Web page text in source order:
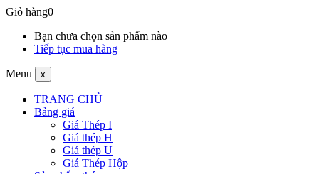
Giỏ hàng0
Bạn chưa chọn sản phẩm nào
Tiếp tục mua hàng
Menu x
TRANG CHỦ
Bảng giá
Giá Thép I
Giá thép H
Giá thép U
Giá Thép Hộp